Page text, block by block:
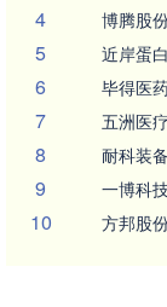
4 博腾股
5 近岸蛋白
6 毕得医
7 五洲医疗
8 耐科装备
9 一博科
10 方邦股